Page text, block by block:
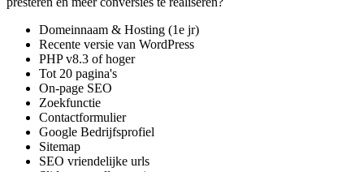
Domeinnaam & Hosting (1e jr)
Recente versie van WordPress
PHP v8.3 of hoger
Tot 20 pagina's
On-page SEO
Zoekfunctie
Contactformulier
Google Bedrijfsprofiel
Sitemap
SEO vriendelijke urls